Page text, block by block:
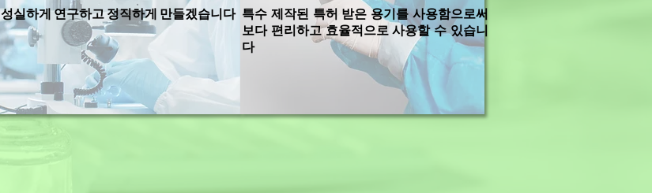
성실하게 연구하고 ​정직하게 만들겠습니다 특수 제작된 특허 받은 용기를 사용함으로써
보다 편리하고 ​효율적으로 사용할 수 있습니
다